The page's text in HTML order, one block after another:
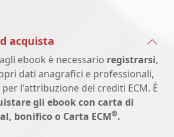
acquista
ebook è necessario registrarsi,
dati anagrafici e professionali,
l'attribuzione dei crediti ECM. È
gli ebook con carta di
bonifico o Carta ECM®.